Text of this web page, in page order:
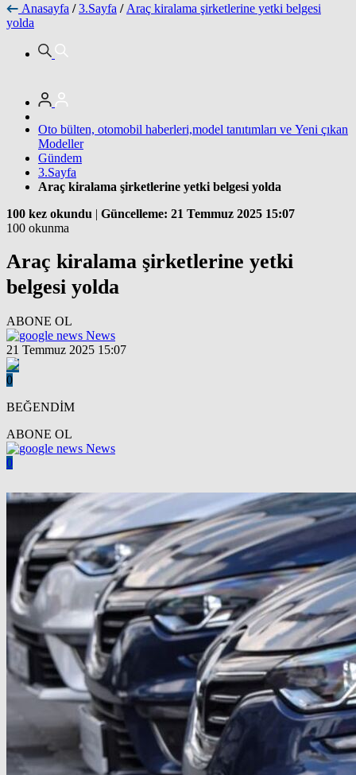
Anasayfa / 3.Sayfa / Araç kiralama şirketlerine yetki belgesi
yolda
Oto bülten, otomobil haberleri,model tanıtımları ve Yeni çıkan
Modeller
Gündem
3.Sayfa
Araç kiralama şirketlerine yetki belgesi yolda
100 kez okundu | Güncelleme: 21 Temmuz 2025 15:07
100 okunma
Araç kiralama şirketlerine yetki
belgesi yolda
ABONE OL
News
21 Temmuz 2025 15:07
0
BEĞENDİM
ABONE OL
News
0